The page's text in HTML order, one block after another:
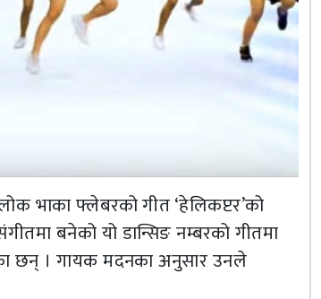
भाका फ्लेबरको गीत ‘हेलिकप्टर’को
बनेको यो डान्सिङ नम्बरको गीतमा
छन् । गायक मदनका अनुसार उनले